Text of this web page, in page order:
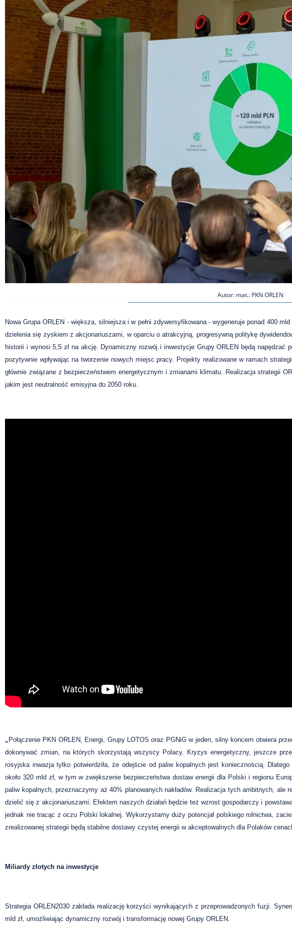
Autor: mat.: PKN ORLEN
Nowa Grupa ORLEN - większa, silniejsza i w pełni zdywersyfikowana - wygeneruje ponad 400
dzielenia się zyskiem z akcjonariuszami, w oparciu o atrakcyjną, progresywną politykę
historii i wynosi 5,5 zł na akcję. Dynamiczny rozwój i inwestycje Grupy ORLEN będą napędzać
pozytywnie wpływając na tworzenie nowych miejsc pracy. Projekty realizowane w ramach
głównie związane z bezpieczeństwem energetycznym i zmianami klimatu. Realizacja strategii
jakim jest neutralność emisyjna do 2050 roku.
„ Połączenie PKN ORLEN, Energi, Grupy LOTOS oraz PGNiG w jeden, silny koncern otwiera
dokonywać zmian, na których skorzystają wszyscy Polacy. Kryzys energetyczny, jeszcze
rosyjska inwazja tylko potwierdziła, że odejście od paliw kopalnych jest koniecznością.
około 320 mld zł, w tym w zwiększenie bezpieczeństwa dostaw energii dla Polski i regionu
paliw kopalnych, przeznaczymy aż 40% planowanych nakładów. Realizacja tych ambitnych,
dzielić się z akcjonariuszami. Efektem naszych działań będzie też wzrost gospodarczy i
jednak nie tracąc z oczu Polski lokalnej. Wykorzystamy duży potencjał polskiego rolnictwa,
zrealizowanej strategii będą stabilne dostawy czystej energii w akceptowalnych dla Polaków
Miliardy złotych na inwestycje
Strategia ORLEN2030 zakłada realizację korzyści wynikających z przeprowadzonych fuzji.
mld zł, umożliwiając dynamiczny rozwój i transformację nowej Grupy ORLEN.